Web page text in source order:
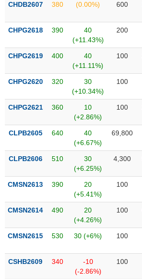
CHDB2607 380 (0.00%) 600
CHPG2618 390
40
(+11.43%)
200
CHPG2619 400
40
(+11.11%)
100
CHPG2620 320
30
(+10.34%)
100
CHPG2621 360
10
(+2.86%)
100
CLPB2605 640
40
(+6.67%)
69,800
CLPB2606 510
30
(+6.25%)
4,300
CMSN2613 390
20
(+5.41%)
100
CMSN2614 490
20
(+4.26%)
100
CMSN2615 530 30 (+6%) 100
CSHB2609 340
-10
(-2.86%)
100
KHỎE
CHÍNH
CÔNG
THÔNG
TIN
DỊCH
TRUYỀN
THÔNG